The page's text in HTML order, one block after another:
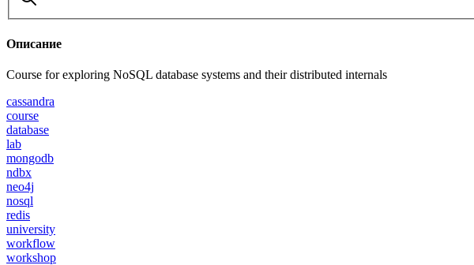
Описание
Course for exploring NoSQL database systems and their distributed internals
cassandra
course
database
lab
mongodb
ndbx
neo4j
nosql
redis
university
workflow
workshop